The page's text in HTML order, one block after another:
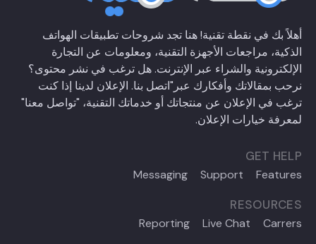
أهلاً بك في نقطة تقنية! هنا تجد شروحات تطبيقات الهواتف
الذكية، مراجعات الأجهزة التقنية، ومعلومات عن التجارة
الإلكترونية والشراء عبر الإنترنت. هل ترغب في نشر محتوى؟
نرحب بمقالاتك وأفكارك عبر "اتصل بنا. الإعلان لدينا إذا كنت
ترغب في الإعلان عن منتجاتك أو خدماتك التقنية، "تواصل معنا"
لمعرفة خيارات الإعلان.
GET HELP
Features
Support
Messaging
RESOURCES
Carrers
Live Chat
Reporting